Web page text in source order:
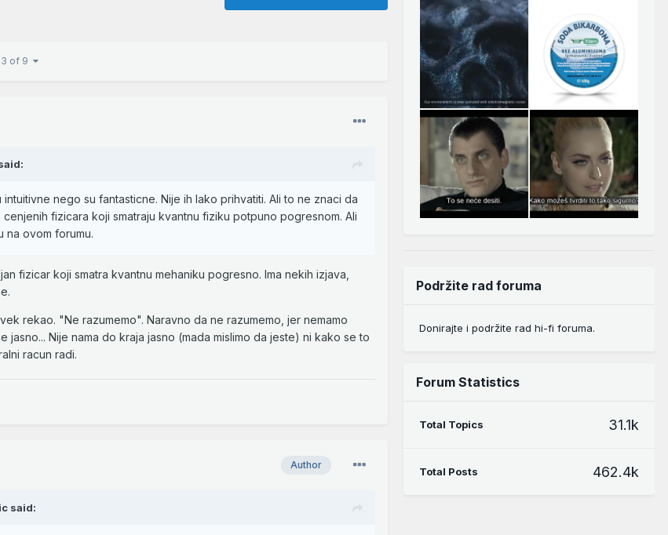
of 9
nego su fantasticne. Nije ih lako prihvatiti. Ali to ne znaci da
fizicara koji smatraju kvantnu fiziku potpuno pogresnom. Ali
na ovom forumu.
fizicar koji smatra kvantnu mehaniku pogresno. Ima nekih izjava,
rekao. "Ne razumemo". Naravno da ne razumemo, jer nemamo
jasno... Nije nama do kraja jasno (mada mislimo da jeste) ni kako se to
racun radi.
Author
said:
Podržite rad foruma
Donirajte i podržite rad hi-fi foruma.
Forum Statistics
Total Topics 31.1k
Total Posts 462.4k